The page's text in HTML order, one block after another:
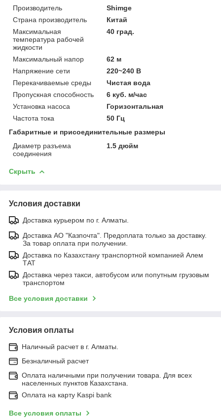
Производитель
Shimge
Страна производитель
Китай
Максимальная
температура рабочей
жидкости
40 град.
Максимальный напор
62 м
Напряжение сети
220~240 В
Перекачиваемые среды
Чистая вода
Пропускная способность
6 куб. м/час
Установка насоса
Горизонтальная
Частота тока
50 Гц
Габаритные и присоединительные размеры
Диаметр разъема
соединения
1.5 дюйм
Скрыть
Условия доставки
Доставка курьером по г. Алматы.
Доставка АО "Казпочта". Предоплата только за доставку.
За товар оплата при получении.
Доставка по Казахстану транспортной компанией Алем
ТАТ
Доставка через такси, автобусом или попутным грузовым
транспортом
Все условия доставки
Условия оплаты
Наличный расчет в г. Алматы.
Безналичный расчет
Оплата наличными при получении товара. Для всех
населенных пунктов Казахстана.
Оплата на карту Kaspi bank
Все условия оплаты